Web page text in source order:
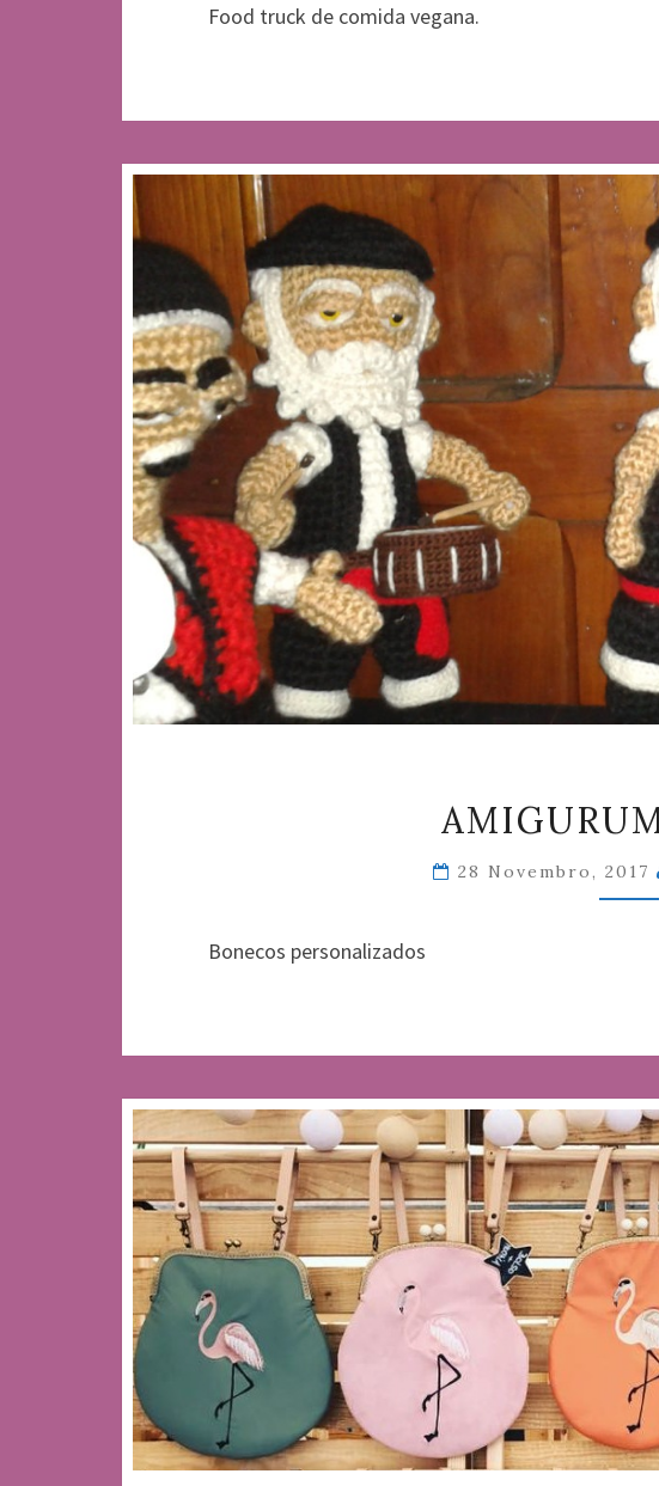
Food truck de comida vegana.
28 Novembro, 2017
Bonecos personalizados